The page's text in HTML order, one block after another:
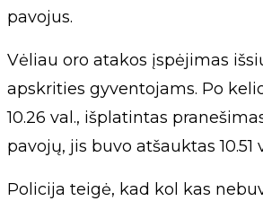
pavojus.
Vėliau oro atakos įspėjimas
apskrities gyventojams. Po
10.26 val., išplatintas
pavojų, jis buvo atšauktas 10.51
Policija teigė, kad kol kas